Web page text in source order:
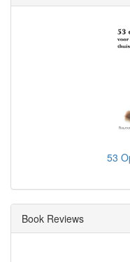
53
Book Reviews